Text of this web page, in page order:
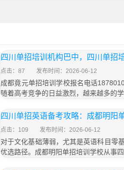
四川单招培训机构巴中，四川单招
点击：87 发布时间：2026-06-12
成都竟元单招培训学校报名电话
随着高考竞争的日益激烈，越来越多的
四川单招英语备考攻略：成都明阳
点击：109 发布时间：2026-06-12
对于文化基础薄弱，尤其是英语科目零
优选路径。成都明阳单招培训学校从事